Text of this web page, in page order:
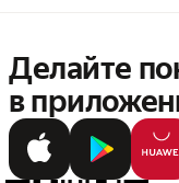
Делайте
в